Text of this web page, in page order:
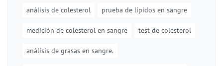
análisis de colesterol prueba de lípidos en sangre
medición de colesterol en sangre test de colesterol
análisis de grasas en sangre.